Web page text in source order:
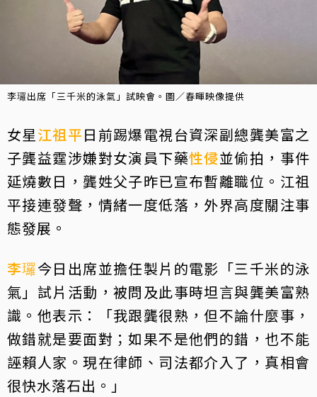
李㼈出席「三千米的泳氣」試映會。圖／春暉映像提供
女星江祖平日前踢爆電視台資深副總龔美富之
子龔益霆涉嫌對女演員下藥性侵並偷拍，事件
延燒數日，龔姓父子昨已宣布暫離職位。江祖
平接連發聲，情緒一度低落，外界高度關注事
態發展。
李㼈今日出席並擔任製片的電影「三千米的泳
氣」試片活動，被問及此事時坦言與龔美富熟
識。他表示：「我跟龔很熟，但不論什麼事，
做錯就是要面對；如果不是他們的錯，也不能
誣賴人家。現在律師、司法都介入了，真相會
很快水落石出。」